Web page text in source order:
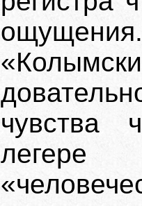
чувства
легере